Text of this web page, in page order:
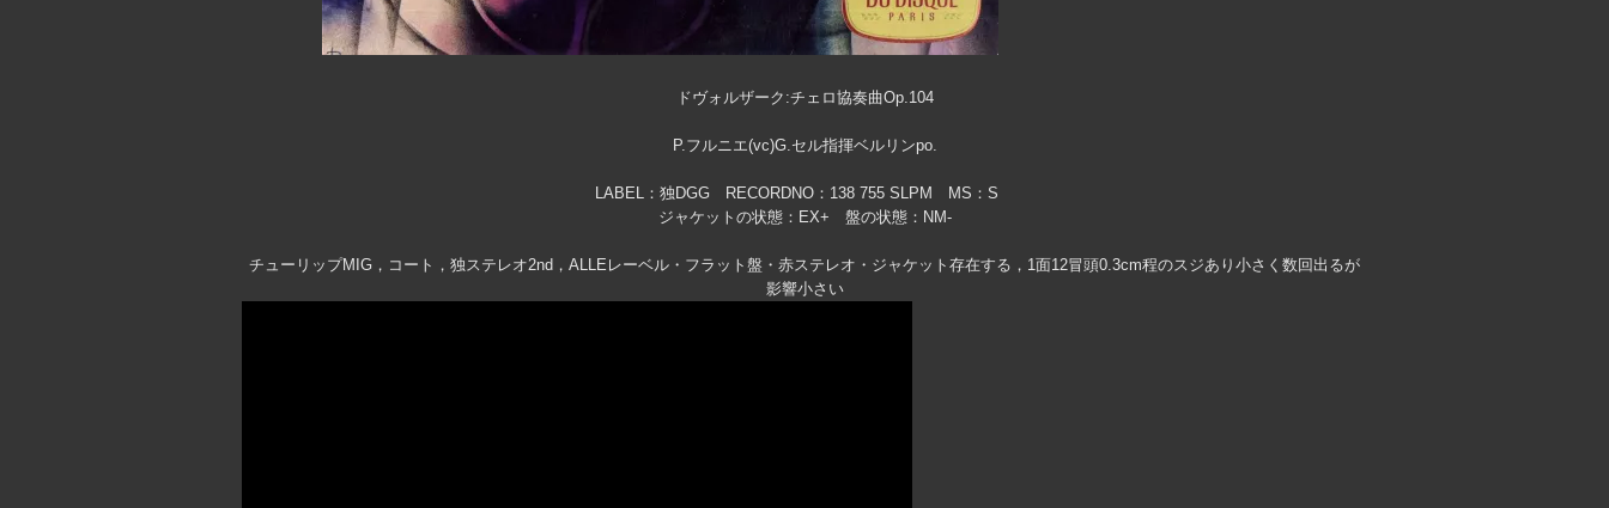
ドヴォルザーク:チェロ協奏曲Op.104
P.フルニエ(vc)G.セル指揮ベルリンpo.
LABEL：独DGG RECORDNO：138 755 SLPM MS：S
ジャケットの状態：EX+ 盤の状態：NM-
チューリップMIG，コート，独ステレオ2nd，ALLEレーベル・フラット盤・赤ステレオ・ジャケット存在する，1面12冒頭0.3cm程のスジあり小さく数回出るが
影響小さい